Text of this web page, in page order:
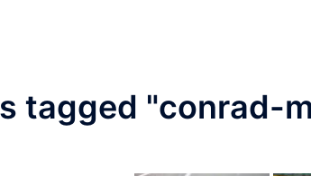
tagged "conrad-